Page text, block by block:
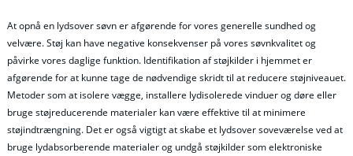
At opnå en lydsover søvn er afgørende for vores generelle sundhed og
velvære. Støj kan have negative konsekvenser på vores søvnkvalitet og
påvirke vores daglige funktion. Identifikation af støjkilder i hjemmet er
afgørende for at kunne tage de nødvendige skridt til at reducere støjniveauet.
Metoder som at isolere vægge, installere lydisolerede vinduer og døre eller
bruge støjreducerende materialer kan være effektive til at minimere
støjindtrængning. Det er også vigtigt at skabe et lydsover soveværelse ved at
bruge lydabsorberende materialer og undgå støjkilder som elektroniske